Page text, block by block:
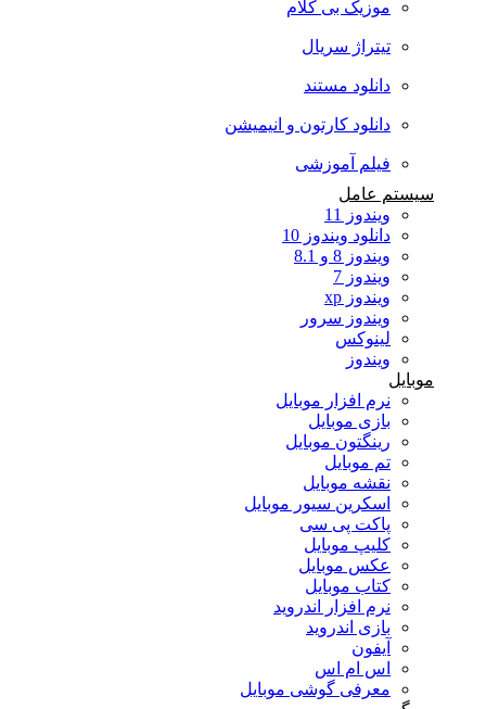
موزیک بی کلام
تیتراژ سریال
دانلود مستند
دانلود کارتون و انیمیشن
فیلم آموزشی
سیستم عامل
ویندوز 11
دانلود ویندوز 10
ویندوز 8 و 8.1
ویندوز 7
ویندوز xp
ویندوز سرور
لینوکس
ویندوز
موبایل
نرم افزار موبایل
بازی موبایل
رینگتون موبایل
تم موبایل
نقشه موبایل
اسکرین سیور موبایل
پاکت پی سی
کلیپ موبایل
عکس موبایل
کتاب موبایل
نرم افزار اندروید
بازی اندروید
آیفون
اس ام اس
معرفی گوشی موبایل